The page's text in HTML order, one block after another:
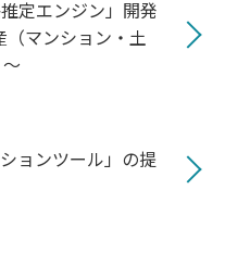
定エンジン」開発
マンション・土
ョンツール」の提